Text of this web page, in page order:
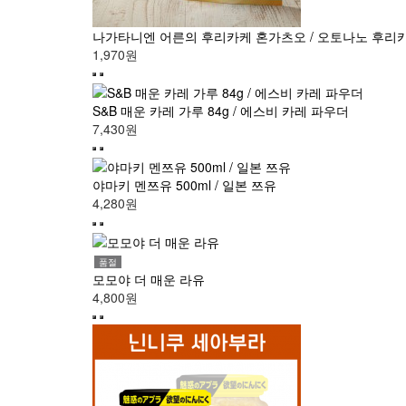
나가타니엔 어른의 후리카케 혼가츠오 / 오토나노 후리
1,970원
S&B 매운 카레 가루 84g / 에스비 카레 파우더
7,430원
야마키 멘쯔유 500ml / 일본 쯔유
4,280원
품절
모모야 더 매운 라유
4,800원